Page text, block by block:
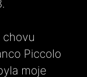
chovu
Piccolo
moje